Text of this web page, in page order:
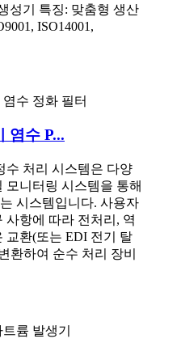
성기 특징: 맞춤형 생산
ISO14001,
염수 P...
수 처리 시스템은 다양
모니터링 시스템을 통해
시스템입니다. 사용자
사항에 따라 전처리, 역
교환(또는 EDI 전기 탈
환하여 순수 처리 장비